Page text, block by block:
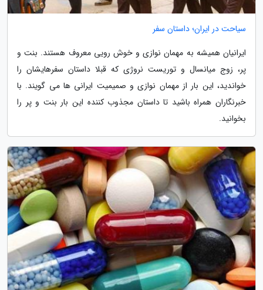
سیاحت در ایران؛ داستان سفر
ایرانیان همیشه به مهمان نوازی و خوش رویی معروف هستند. بنت و
پر، زوج میانسال و توریست نروژی که قبلا داستان سفرهایشان را
خواندید، این بار از مهمان نوازی و صمیمیت ایرانی ها می گویند. با
خبرنگاران همراه باشید تا داستان مجذوب کننده این بار بنت و پر را
بخوانید.